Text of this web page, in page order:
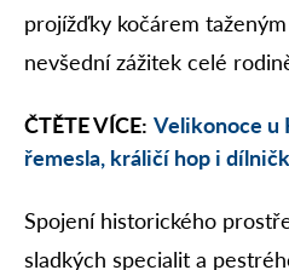
projížďky kočárem
nevšední zážitek celé
ČTĚTE VÍCE: Velikonoce u
řemesla, králičí hop i
Spojení historického
sladkých specialit a